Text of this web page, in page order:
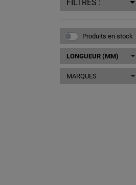
FILTRES :
Produits en stock
LONGUEUR (MM)
MARQUES